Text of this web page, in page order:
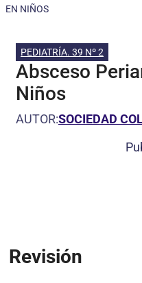
EN NIÑOS
PEDIATRÍA. 39 Nº 2
Absceso
Niños
AUTOR:SOCIEDAD
Revisión